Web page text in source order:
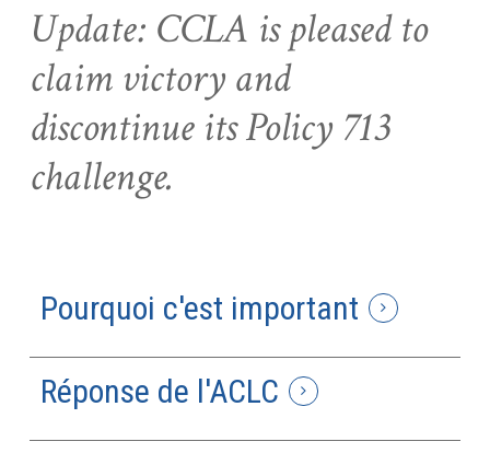
Update: CCLA is pleased to
claim victory and
discontinue its Policy 713
challenge.
Pourquoi c'est important
Réponse de l'ACLC